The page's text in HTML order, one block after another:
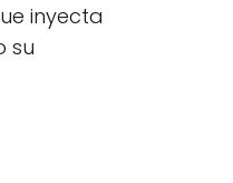
inyecta
su